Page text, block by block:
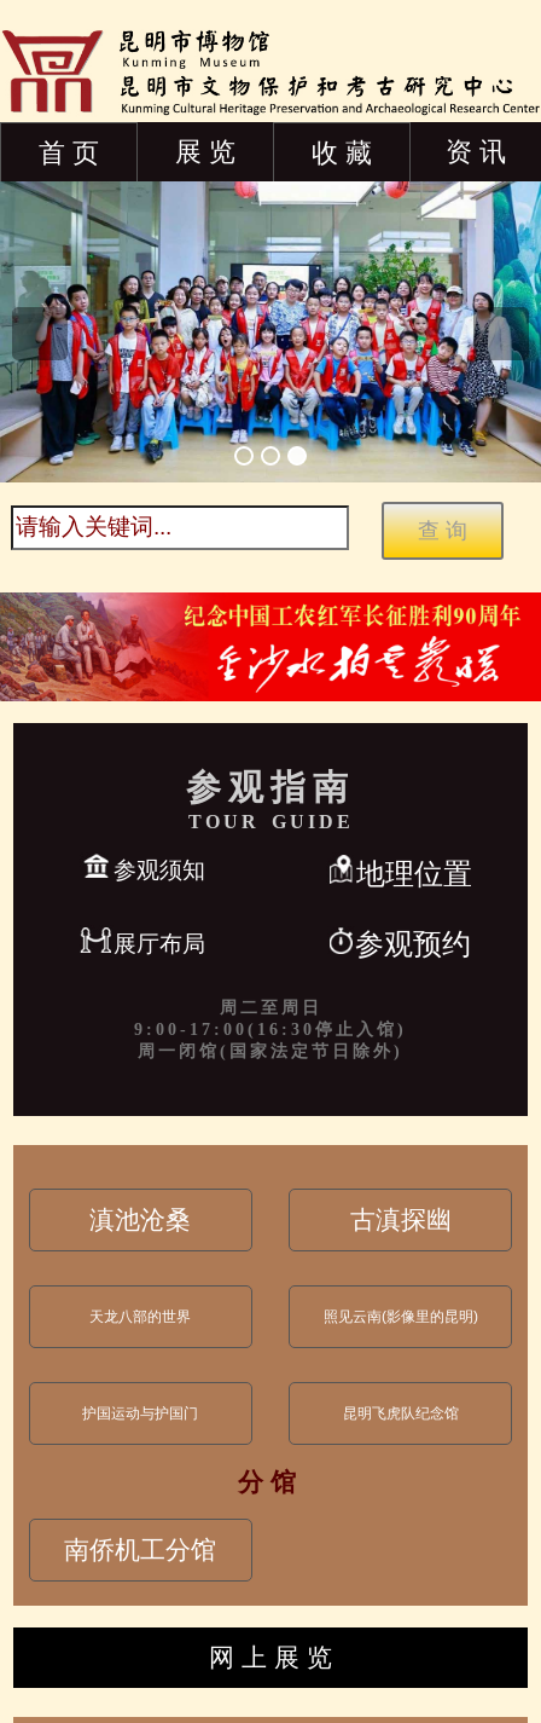
首 页 展 览 收 藏 资 讯
参观指南
TOUR GUIDE
参观须知 地理位置
展厅布局 参观预约
周二至周日
9:00-17:00(16:30停止入馆)
周一闭馆(国家法定节日除外)
滇池沧桑 古滇探幽
天龙八部的世界 照见云南(影像里的昆明)
护国运动与护国门 昆明飞虎队纪念馆
分 馆
南侨机工分馆
网 上 展 览